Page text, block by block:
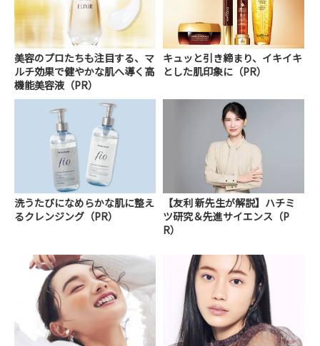
美容のプロたちも注目する、マ
ルチ効果で健やかな肌へ導く高
機能美容液（PR）
キュッと引き締まり、イキイキ
とした肌印象に（PR）
洗うたびになめらかな肌に整え
るクレンジング（PR）
【友利 新先生が解説】ハチミ
ツ研究＆先進サイエンス（P
R）